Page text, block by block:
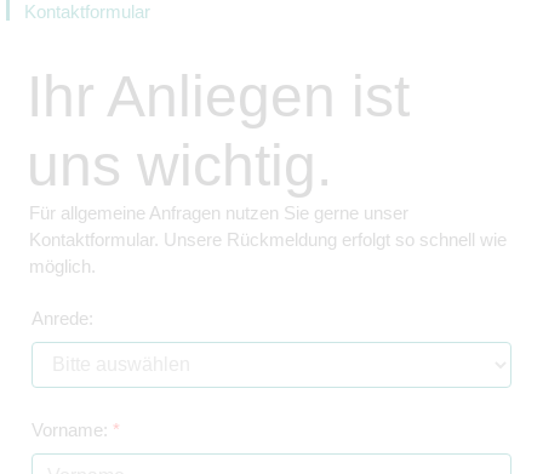
Kontaktformular
Ihr Anliegen ist
uns wichtig.
Für allgemeine Anfragen nutzen Sie gerne unser
Kontaktformular. Unsere Rückmeldung erfolgt so schnell wie
möglich.
Anrede:
Vorname: *